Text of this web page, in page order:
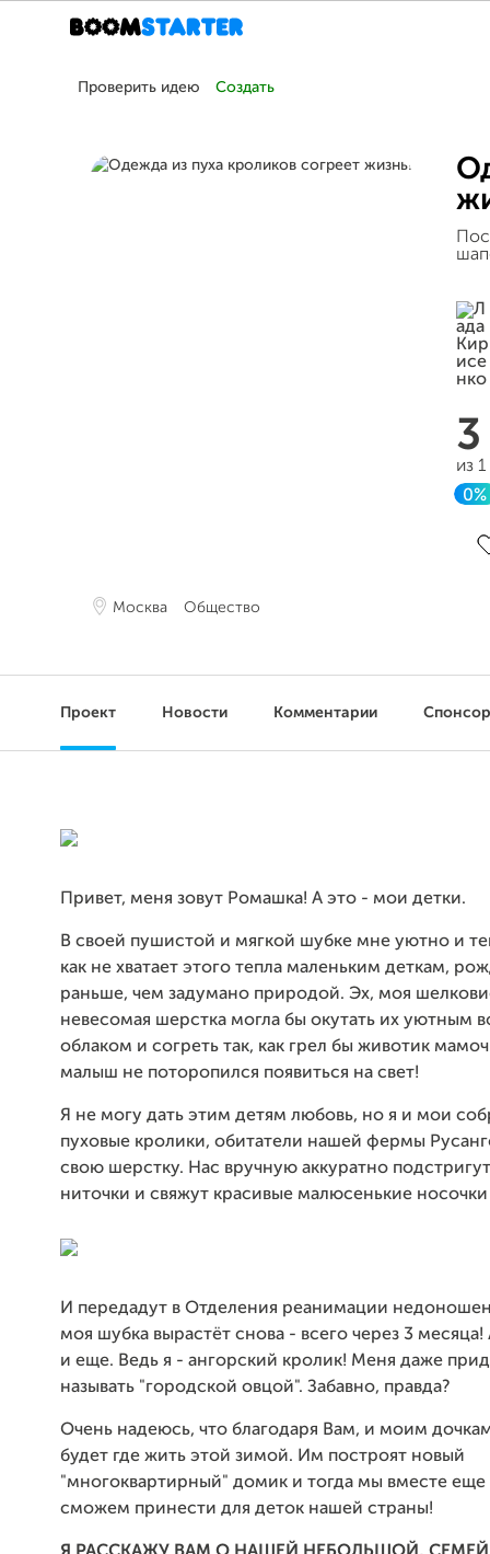
Проверить идею Создать
Москва Общество
из
0%
Проект Новости Комментарии
Привет, меня зовут Ромашка! А это - мои детки.
В своей пушистой и мягкой шубке мне уютно и
как не хватает этого тепла маленьким деткам,
раньше, чем задумано природой. Эх, моя
невесомая шерстка могла бы окутать их уютным
облаком и согреть так, как грел бы животик
малыш не поторопился появиться на свет!
Я не могу дать этим детям любовь, но я и мои
пуховые кролики, обитатели нашей фермы
свою шерстку. Нас вручную аккуратно
ниточки и свяжут красивые малюсенькие
И передадут в Отделения реанимации
моя шубка вырастёт снова - всего через 3
и еще. Ведь я - ангорский кролик! Меня даже
называть "городской овцой". Забавно, правда?
Очень надеюсь, что благодаря Вам, и моим
будет где жить этой зимой. Им построят новый
"многоквартирный" домик и тогда мы вместе еще
сможем принести для деток нашей страны!